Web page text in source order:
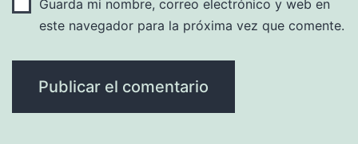
Guarda mi nombre, correo electrónico y web en
este navegador para la próxima vez que comente.